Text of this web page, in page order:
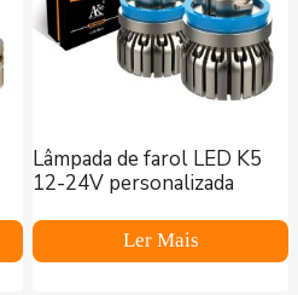
Lâmpada de farol LED K5
12-24V personalizada
Ler Mais